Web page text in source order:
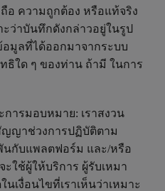
อ ความถูกต้อง หรือแท้จริง
ว่าบันทึกดังกล่าวอยู่ในรูป
มูลที่ได้ออกมาจากระบบ
ธิใด ๆ ของท่าน ถ้ามี ในการ
ารมอบหมาย: เราสงวน
ญาช่วงการปฏิบัติตาม
นกับแพลตฟอร์ม และ/หรือ
ใช้ผู้ให้บริการ ผู้รับเหมา
เงื่อนไขที่เราเห็นว่าเหมาะ